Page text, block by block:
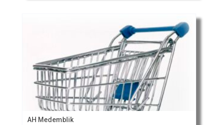
AH Medemblik